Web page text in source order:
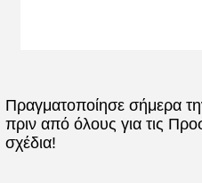
Πραγματοποίησε σήμερα
πριν από όλους για τις
σχέδια!